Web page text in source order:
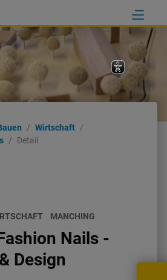
Wirtschaft
Detail
MANCHING
Nails -
Design